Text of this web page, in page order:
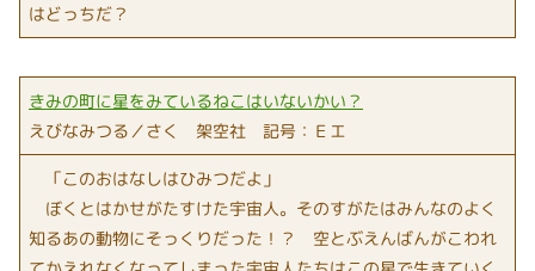
はどっちだ？
きみの町に星をみているねこはいないかい？
えびなみつる／さく 架空社 記号：Ｅエ
「このおはなしはひみつだよ」
ぼくとはかせがたすけた宇宙人。そのすがたはみんなのよく
知るあの動物にそっくりだった！？ 空とぶえんばんがこわれ